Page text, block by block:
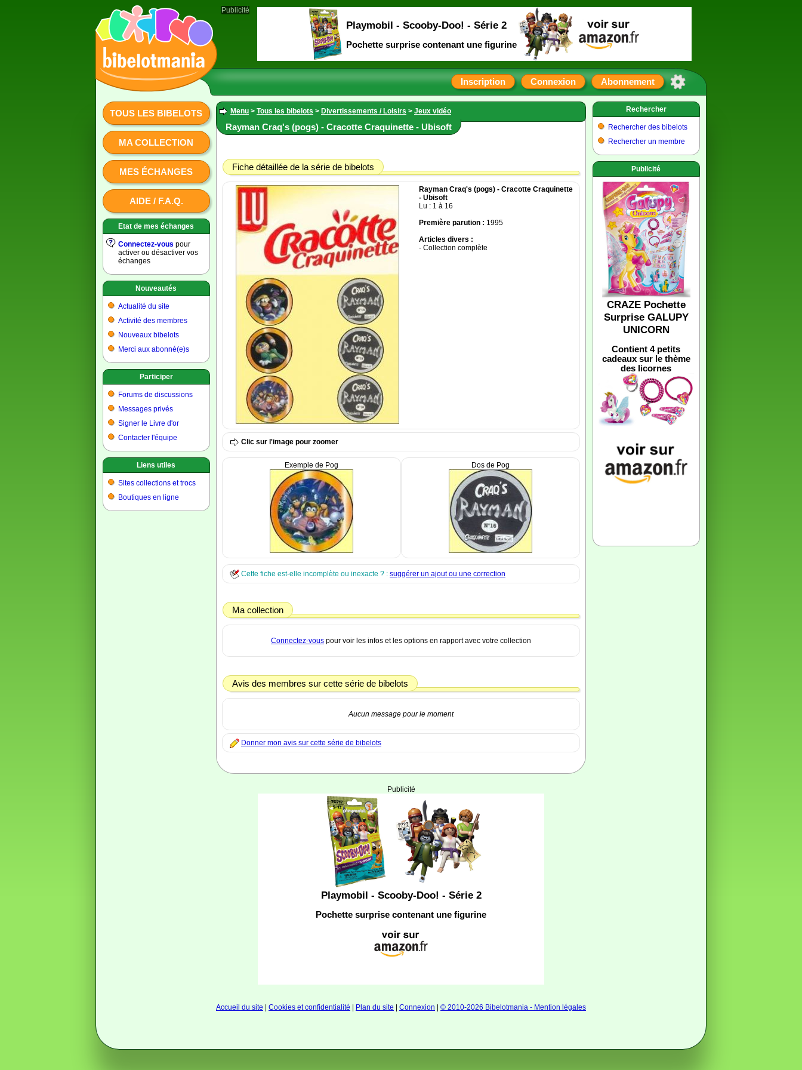
Inscription Connexion Abonnement
TOUS LES BIBELOTS
MA COLLECTION
MES ÉCHANGES
AIDE / F.A.Q.
Etat de mes échanges
Connectez-vous pour
activer ou désactiver vos
échanges
Nouveautés
Actualité du site
Activité des membres
Nouveaux bibelots
Merci aux abonné(e)s
Participer
Forums de discussions
Messages privés
Signer le Livre d'or
Contacter l'équipe
Liens utiles
Sites collections et trocs
Boutiques en ligne
Menu > Tous les bibelots > Divertissements / Loisirs > Jeux vidéo
Rayman Craq's (pogs) - Cracotte Craquinette - Ubisoft
Fiche détaillée de la série de bibelots
Rayman Craq's (pogs) - Cracotte Craquinette
- Ubisoft
Lu : 1 à 16
Première parution : 1995
Articles divers :
- Collection complète
Clic sur l'image pour zoomer
Exemple de Pog Dos de Pog
Cette fiche est-elle incomplète ou inexacte ? : suggérer un ajout ou une correction
Ma collection
Connectez-vous pour voir les infos et les options en rapport avec votre collection
Avis des membres sur cette série de bibelots
Aucun message pour le moment
Donner mon avis sur cette série de bibelots
Publicité
Playmobil - Scooby-Doo! - Série 2
Pochette surprise contenant une figurine
Accueil du site Cookies et confidentialité Plan du site Connexion © 2010-2026 Bibelotmania - Mention légales
Rechercher
Rechercher des bibelots
Rechercher un membre
Publicité
CRAZE Pochette
Surprise GALUPY
UNICORN
Contient 4 petits
cadeaux sur le thème
des licornes
Publicité
Playmobil - Scooby-Doo! - Série 2
Pochette surprise contenant une figurine